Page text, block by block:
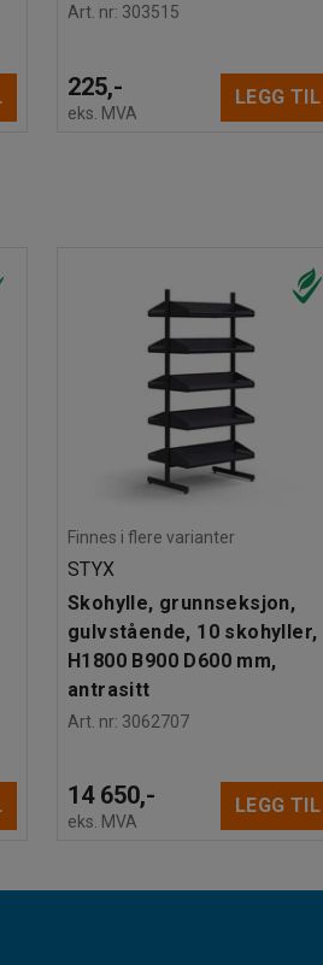
Art. nr: 303515
225,-
eks. MVA
LEGG TIL
Finnes i flere varianter
STYX
Skohylle, grunnseksjon,
gulvstående, 10 skohyller,
H1800 B900 D600 mm,
antrasitt
Art. nr: 3062707
14 650,-
eks. MVA
LEGG TIL